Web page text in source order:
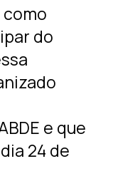
do
e que
24 de